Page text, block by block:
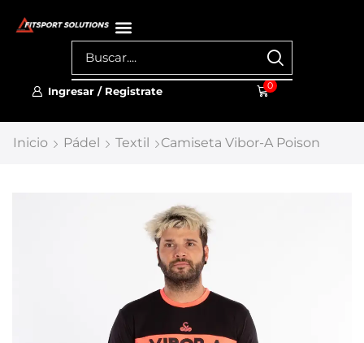
Ingresar / Registrate 0
Inicio Pádel Textil Camiseta Vibor-A Poison